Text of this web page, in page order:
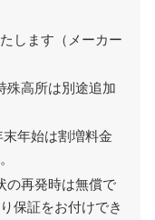
します（メーカー
殊高所は別途追加
年始は割増料金
の再発時は無償で
保証をお付けでき